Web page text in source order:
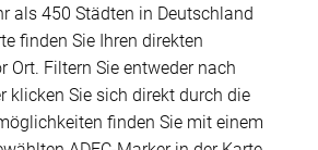
als 450 Städten in Deutschland
finden Sie Ihren direkten
Ort. Filtern Sie entweder nach
klicken Sie sich direkt durch die
finden Sie mit einem